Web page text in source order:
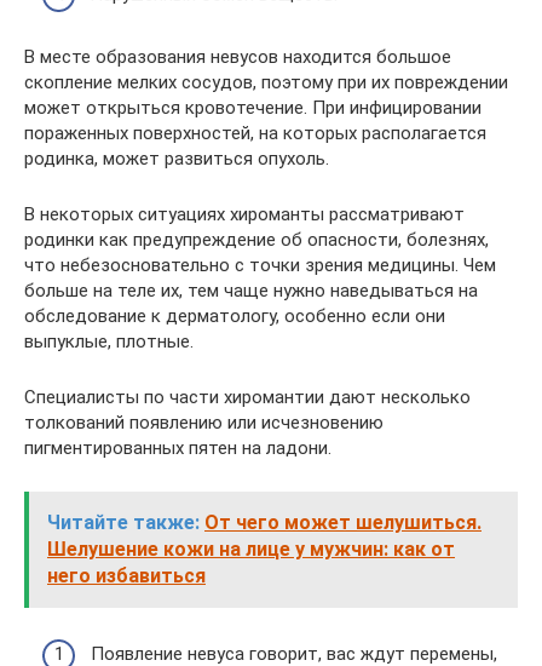
В месте образования невусов находится большое
скопление мелких сосудов, поэтому при их повреждении
может открыться кровотечение. При инфицировании
пораженных поверхностей, на которых располагается
родинка, может развиться опухоль.
В некоторых ситуациях хироманты рассматривают
родинки как предупреждение об опасности, болезнях,
что небезосновательно с точки зрения медицины. Чем
больше на теле их, тем чаще нужно наведываться на
обследование к дерматологу, особенно если они
выпуклые, плотные.
Специалисты по части хиромантии дают несколько
толкований появлению или исчезновению
пигментированных пятен на ладони.
Читайте также: От чего может шелушиться.
Шелушение кожи на лице у мужчин: как от
него избавиться
Появление невуса говорит, вас ждут перемены,